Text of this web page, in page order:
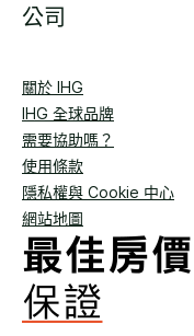
公司
關於 IHG
IHG 全球品牌
需要協助嗎？
使用條款
隱私權與 Cookie 中心
網站地圖